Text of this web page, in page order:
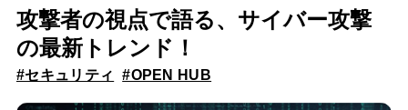
攻撃者の視点で語る、サイバー攻撃
の最新トレンド！
#セキュリティ #OPEN HUB